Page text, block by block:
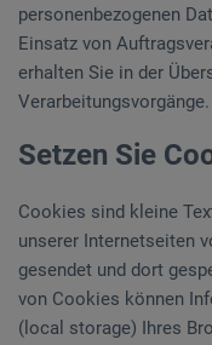
personenbezogenen
Einsatz von
erhalten Sie in der
Verarbeitungsvorgänge.
Setzen Sie
Cookies sind kleine
unserer Internetseiten
gesendet und dort
von Cookies können
(local storage) Ihres